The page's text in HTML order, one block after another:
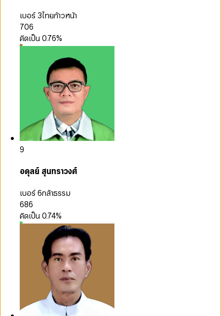
เบอร์ 3ไทยก้าวหน้า
706
คิดเป็น0.76%
9
อดุลย์ สุนทราวงศ์
เบอร์ 6กล้าธรรม
686
คิดเป็น0.74%